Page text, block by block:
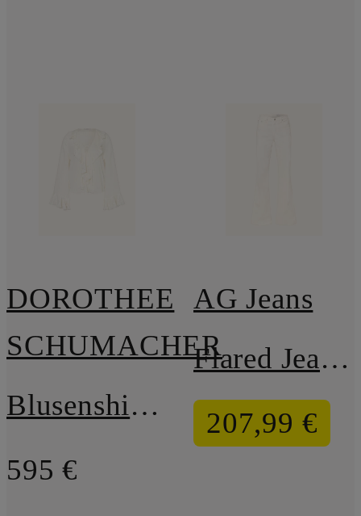
DOROTHEE
SCHUMACHER
Blusenshirt SOFT STRIPES mit Volants und Rüschen
595 €
AG Jeans
Flared Jeans TROPEA
207,99 €